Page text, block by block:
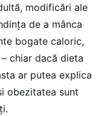
modificări ale
de a mânca
bogate caloric,
chiar dacă dieta
ar putea explica
obezitatea sunt